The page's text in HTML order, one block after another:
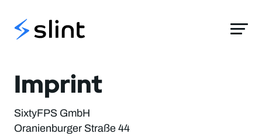
Imprint
SixtyFPS GmbH
Oranienburger Straße 44